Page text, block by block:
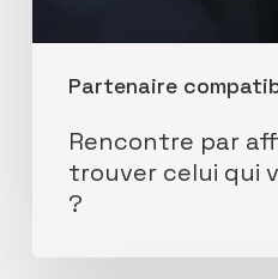
Partenaire
Rencontre par
trouver celui qui
?